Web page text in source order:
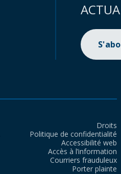
Droits
Politique de confidentialité
Accessibilité web
Accès à l’information
Courriers frauduleux
Porter plainte